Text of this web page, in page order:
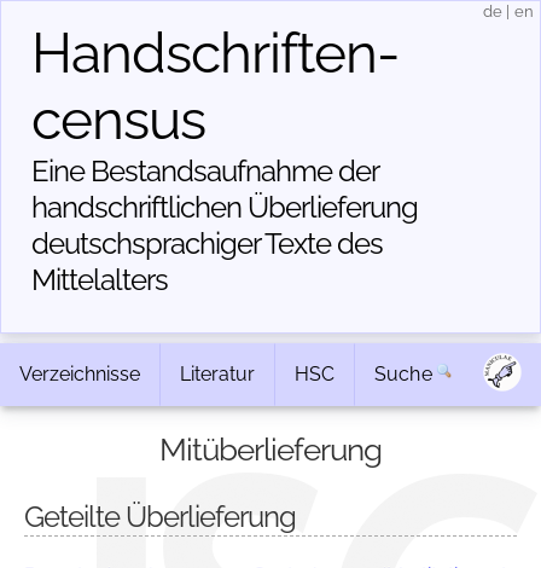
Handschriften­
census
Eine Bestandsaufnahme der
handschriftlichen Über­lieferung
deutschsprachiger Texte des
Mittelalters
de en
Verzeichnisse Literatur HSC Suche
Mitüberlieferung
Geteilte Überlieferung